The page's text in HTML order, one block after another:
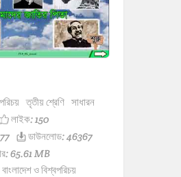
তৃতীয় শ্রেণি সাধারন
লাইক:150
ডাউনলোড: 46367
65.61 MB
বাংলাদেশ ও বিশ্বপরিচয়